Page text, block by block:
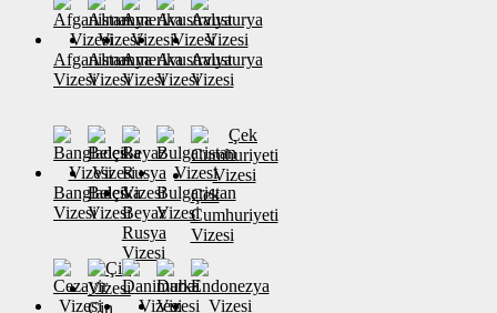
Afganistan
Vizesi
Almanya
Vizesi
Amerika
Vizesi
Avustralya
Vizesi
Avusturya
Vizesi
Banglades
Vizesi
Belçika
VizesiBeyaz
Rusya
Vizesi
Bulgaristan
Vizesi
Çek
Cumhuriyeti
Vizesi
Çin